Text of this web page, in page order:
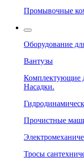
Промывочные
Оборудование
Вантузы
Комплектующие
Насадки.
Прочистные
Тросы